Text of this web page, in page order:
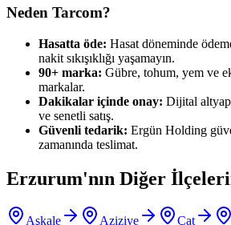
Neden Tarcom?
Hasatta öde: Hasat döneminde
nakit sıkışıklığı yaşamayın.
90+ marka: Gübre, tohum, yem ve
markalar.
Dakikalar içinde onay: Dijital
ve senetli satış.
Güvenli tedarik: Ergün Holding
zamanında teslimat.
Erzurum'nın Diğer
Aşkale Aziziye Çat